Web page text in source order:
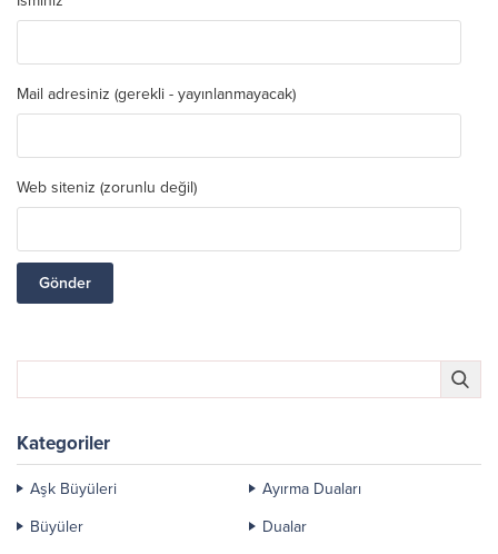
Mail adresiniz (gerekli - yayınlanmayacak)
Web siteniz (zorunlu değil)
Kategoriler
Aşk Büyüleri
Ayırma Duaları
Büyüler
Dualar